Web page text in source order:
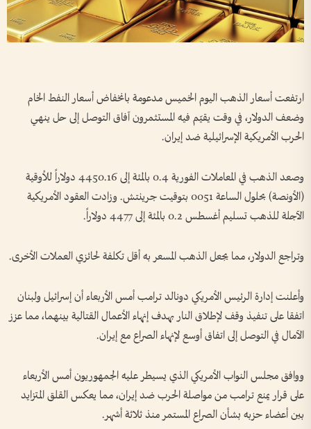
ارتفعت أسعار الذهب ​اليوم الخميس مدعومة بانخفاض أسعار النفط الخام
‌وضعف ​الدولار، في وقت يقيّم فيه المستثمرون آفاق التوصل إلى حل ينهي
الحرب الأمريكية الإسرائيلية ضد إيران.
وصعد الذهب في المعاملات الفورية 0.4 بالمئة إلى 4450.16 ⁠دولاراً للأوقية
(الأونصة) بحلول الساعة 0051 بتوقيت جرينتش. وزادت العقود الأمريكية
الآجلة للذهب تسليم أغسطس 0.2 بالمئة إلى 4477 دولاراً.
وتراجع ‌الدولار، مما يجعل الذهب المسعر به أقل تكلفة لحائزي العملات الأخرى.
وأعلنت إدارة الرئيس ‌الأمريكي دونالد ترامب أمس الأربعاء ‌أن إسرائيل ولبنان
اتفقا على تنفيذ ‌وقف لإطلاق النار ‌بهدف إنهاء الأعمال القتالية بينهما، مما عزز
الآمال في ​التوصل إلى ‌اتفاق أوسع لإنهاء ​الصراع مع إيران.
ووافق مجلس ⁠النواب الأمريكي الذي يسيطر عليه الجمهوريون أمس الأربعاء
على قرار يمنع ترامب ​من ⁠مواصلة ⁠الحرب ضد إيران، مما يعكس القلق المتزايد
بين أعضاء حزبه بشأن الصراع المستمر ⁠منذ ثلاثة أشهر.